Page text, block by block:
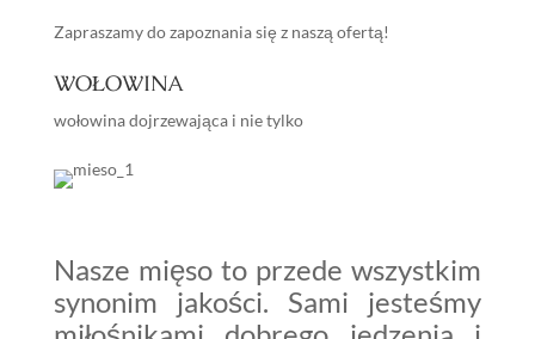
Zapraszamy do zapoznania się z naszą ofertą!
WOŁOWINA
wołowina dojrzewająca i nie tylko
Nasze mięso to przede wszystkim
synonim jakości. Sami jesteśmy